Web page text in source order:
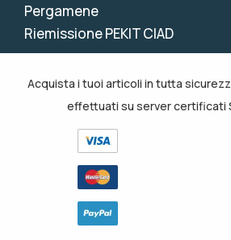
Pergamene
Riemissione PEKIT CIAD
Acquista i tuoi articoli in tutta
effettuati su server certificati